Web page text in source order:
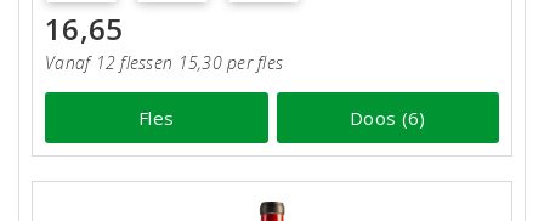
16,65
Vanaf 12 flessen 15,30 per fles
Fles Doos (6)